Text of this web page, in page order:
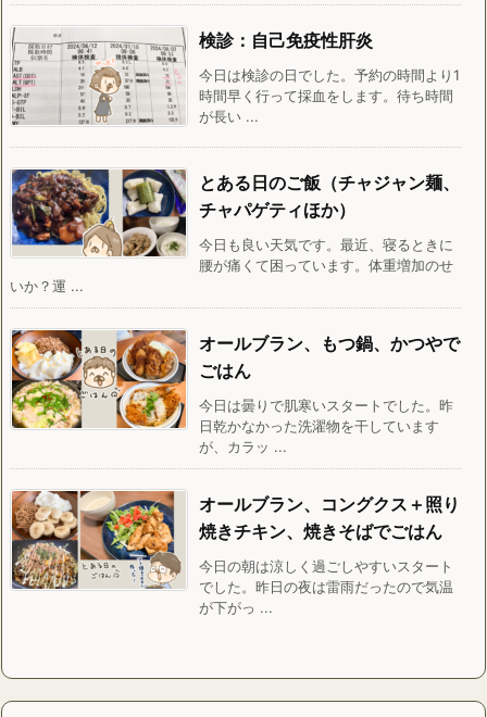
検診：自己免疫性肝炎
今日は検診の日でした。予約の時間より1
時間早く行って採血をします。待ち時間
が長い ...
とある日のご飯（チャジャン麺、
チャパゲティほか）
今日も良い天気です。最近、寝るときに
腰が痛くて困っています。体重増加のせ
いか？運 ...
オールブラン、もつ鍋、かつやで
ごはん
今日は曇りで肌寒いスタートでした。昨
日乾かなかった洗濯物を干しています
が、カラッ ...
オールブラン、コングクス＋照り
焼きチキン、焼きそばでごはん
今日の朝は涼しく過ごしやすいスタート
でした。昨日の夜は雷雨だったので気温
が下がっ ...